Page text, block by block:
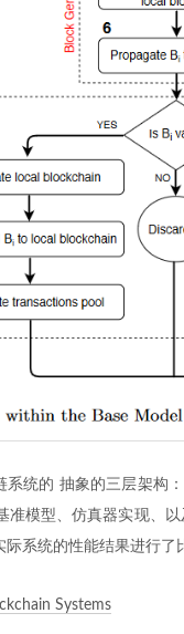
统的 抽象的三层架构
模型、仿真器实现、以
系统的性能结果进行了
Systems